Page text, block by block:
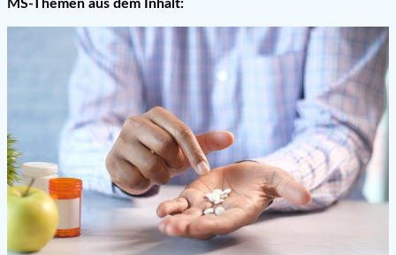
MS-Themen aus dem Inhalt: